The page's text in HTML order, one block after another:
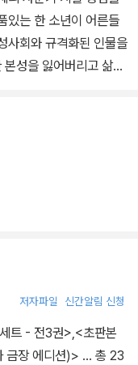
있는 한 소년이 어른들
사회와 규격화된 인물을
성을 잃어버리고 삶의
은 헤세의 분신인 두
인의 개성을 존중하지
사회와 학교라는 권력
고 있는지 돌아보게 한
저자파일 신간알림 신청
트 - 전3권>,<초판본
금장 에디션)> … 총 23